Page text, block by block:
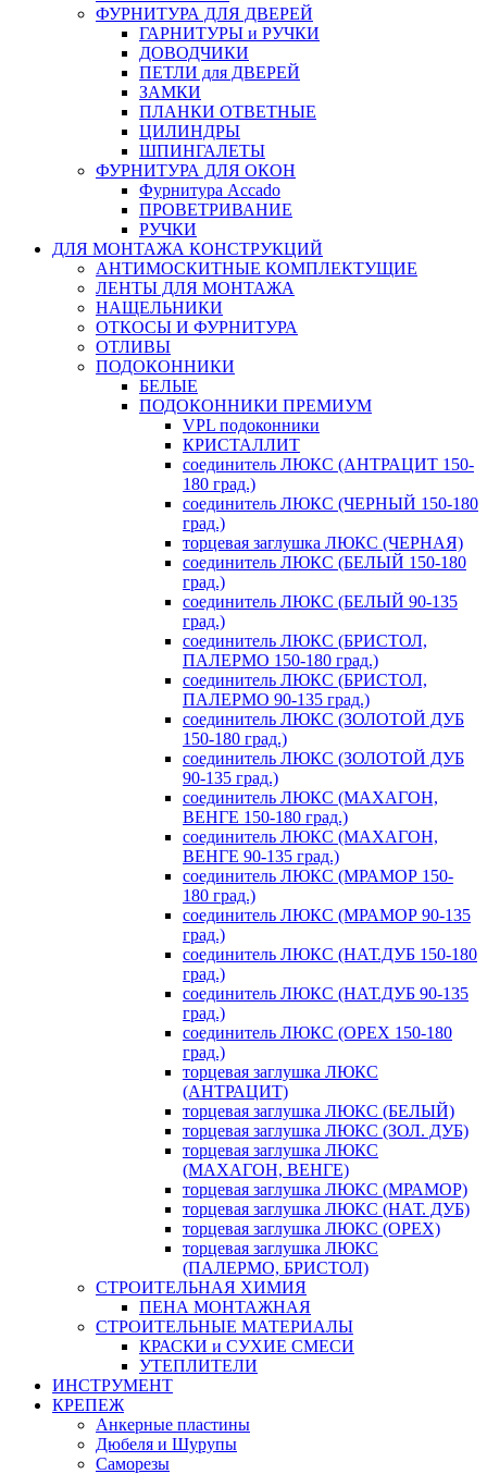
ФУРНИТУРА ДЛЯ ДВЕРЕЙ
ГАРНИТУРЫ и РУЧКИ
ДОВОДЧИКИ
ПЕТЛИ для ДВЕРЕЙ
ЗАМКИ
ПЛАНКИ ОТВЕТНЫЕ
ЦИЛИНДРЫ
ШПИНГАЛЕТЫ
ФУРНИТУРА ДЛЯ ОКОН
Фурнитура Accado
ПРОВЕТРИВАНИЕ
РУЧКИ
ДЛЯ МОНТАЖА КОНСТРУКЦИЙ
АНТИМОСКИТНЫЕ КОМПЛЕКТУЩИЕ
ЛЕНТЫ ДЛЯ МОНТАЖА
НАЩЕЛЬНИКИ
ОТКОСЫ И ФУРНИТУРА
ОТЛИВЫ
ПОДОКОННИКИ
БЕЛЫЕ
ПОДОКОННИКИ ПРЕМИУМ
VPL подоконники
КРИСТАЛЛИТ
соединитель ЛЮКС (АНТРАЦИТ 150-
180 град.)
соединитель ЛЮКС (ЧЕРНЫЙ 150-180
град.)
торцевая заглушка ЛЮКС (ЧЕРНАЯ)
соединитель ЛЮКС (БЕЛЫЙ 150-180
град.)
соединитель ЛЮКС (БЕЛЫЙ 90-135
град.)
соединитель ЛЮКС (БРИСТОЛ,
ПАЛЕРМО 150-180 град.)
соединитель ЛЮКС (БРИСТОЛ,
ПАЛЕРМО 90-135 град.)
соединитель ЛЮКС (ЗОЛОТОЙ ДУБ
150-180 град.)
соединитель ЛЮКС (ЗОЛОТОЙ ДУБ
90-135 град.)
соединитель ЛЮКС (МАХАГОН,
ВЕНГЕ 150-180 град.)
соединитель ЛЮКС (МАХАГОН,
ВЕНГЕ 90-135 град.)
соединитель ЛЮКС (МРАМОР 150-
180 град.)
соединитель ЛЮКС (МРАМОР 90-135
град.)
соединитель ЛЮКС (НАТ.ДУБ 150-180
град.)
соединитель ЛЮКС (НАТ.ДУБ 90-135
град.)
соединитель ЛЮКС (ОРЕХ 150-180
град.)
торцевая заглушка ЛЮКС
(АНТРАЦИТ)
торцевая заглушка ЛЮКС (БЕЛЫЙ)
торцевая заглушка ЛЮКС (ЗОЛ. ДУБ)
торцевая заглушка ЛЮКС
(МАХАГОН, ВЕНГЕ)
торцевая заглушка ЛЮКС (МРАМОР)
торцевая заглушка ЛЮКС (НАТ. ДУБ)
торцевая заглушка ЛЮКС (ОРЕХ)
торцевая заглушка ЛЮКС
(ПАЛЕРМО, БРИСТОЛ)
СТРОИТЕЛЬНАЯ ХИМИЯ
ПЕНА МОНТАЖНАЯ
СТРОИТЕЛЬНЫЕ МАТЕРИАЛЫ
КРАСКИ и СУХИЕ СМЕСИ
УТЕПЛИТЕЛИ
ИНСТРУМЕНТ
КРЕПЕЖ
Анкерные пластины
Дюбеля и Шурупы
Саморезы